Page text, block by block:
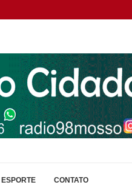
ESPORTE CONTATO